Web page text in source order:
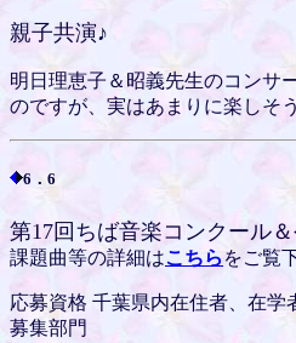
親子共演♪
明日理恵子＆昭義先生のコンサ
のですが、実はあまりに楽しそ
6．6
第17回ちば音楽コンクール
課題曲等の詳細はこちらをご覧
応募資格 千葉県内在住者、在学
募集部門